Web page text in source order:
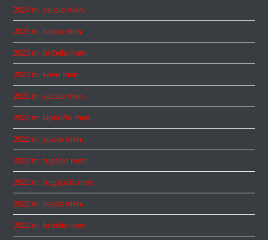
2024 m. sausio mėn.
2023 m. liepos mėn.
2023 m. birželio mėn.
2023 m. kovo mėn.
2023 m. sausio mėn.
2022 m. lapkričio mėn.
2022 m. spalio mėn.
2022 m. rugsėjo mėn.
2022 m. rugpjūčio mėn.
2022 m. liepos mėn.
2022 m. birželio mėn.